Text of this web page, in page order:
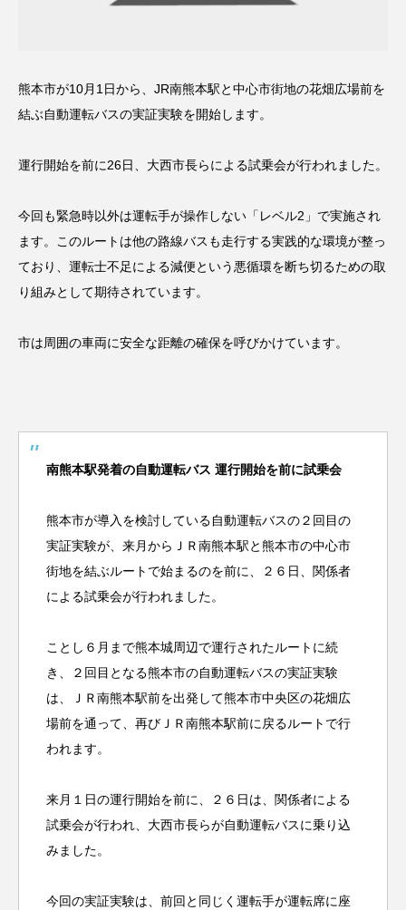
熊本市が10月1日から、JR南熊本駅と中心市街地の花畑広場前を
結ぶ自動運転バスの実証実験を開始します。
運行開始を前に26日、大西市長らによる試乗会が行われました。
今回も緊急時以外は運転手が操作しない「レベル2」で実施され
ます。このルートは他の路線バスも走行する実践的な環境が整っ
ており、運転士不足による減便という悪循環を断ち切るための取
り組みとして期待されています。
市は周囲の車両に安全な距離の確保を呼びかけています。
南熊本駅発着の自動運転バス 運行開始を前に試乗会
熊本市が導入を検討している自動運転バスの２回目の
実証実験が、来月からＪＲ南熊本駅と熊本市の中心市
街地を結ぶルートで始まるのを前に、２６日、関係者
による試乗会が行われました。
ことし６月まで熊本城周辺で運行されたルートに続
き、２回目となる熊本市の自動運転バスの実証実験
は、ＪＲ南熊本駅前を出発して熊本市中央区の花畑広
場前を通って、再びＪＲ南熊本駅前に戻るルートで行
われます。
来月１日の運行開始を前に、２６日は、関係者による
試乗会が行われ、大西市長らが自動運転バスに乗り込
みました。
今回の実証実験は、前回と同じく運転手が運転席に座